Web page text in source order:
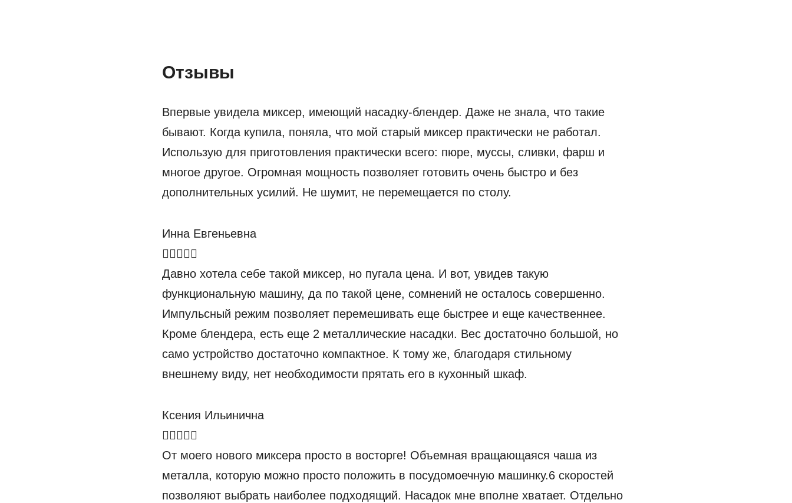
Отзывы
Впервые увидела миксер, имеющий насадку-блендер. Даже не знала, что такие
бывают. Когда купила, поняла, что мой старый миксер практически не работал.
Использую для приготовления практически всего: пюре, муссы, сливки, фарш и
многое другое. Огромная мощность позволяет готовить очень быстро и без
дополнительных усилий. Не шумит, не перемещается по столу.
Инна Евгеньевна
Давно хотела себе такой миксер, но пугала цена. И вот, увидев такую
функциональную машину, да по такой цене, сомнений не осталось совершенно.
Импульсный режим позволяет перемешивать еще быстрее и еще качественнее.
Кроме блендера, есть еще 2 металлические насадки. Вес достаточно большой, но
само устройство достаточно компактное. К тому же, благодаря стильному
внешнему виду, нет необходимости прятать его в кухонный шкаф.
Ксения Ильинична
От моего нового миксера просто в восторге! Объемная вращающаяся чаша из
металла, которую можно просто положить в посудомоечную машинку.6 скоростей
позволяют выбрать наиболее подходящий. Насадок мне вполне хватает. Отдельно